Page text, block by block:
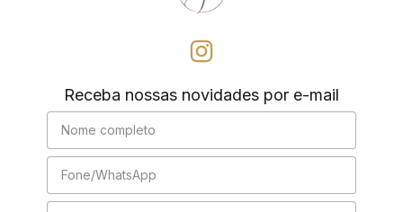
Receba nossas novidades por e-mail